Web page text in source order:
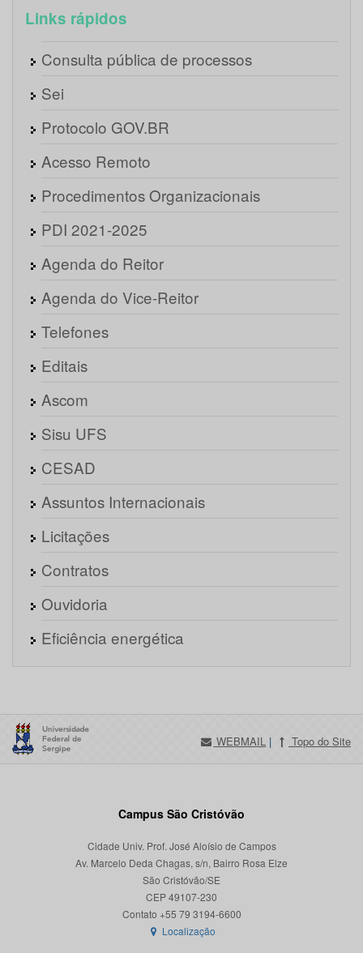
Links rápidos
Consulta pública de processos
Sei
Protocolo GOV.BR
Acesso Remoto
Procedimentos Organizacionais
PDI 2021-2025
Agenda do Reitor
Agenda do Vice-Reitor
Telefones
Editais
Ascom
Sisu UFS
CESAD
Assuntos Internacionais
Licitações
Contratos
Ouvidoria
Eficiência energética
WEBMAIL | Topo do Site
Campus São Cristóvão
Cidade Univ. Prof. José Aloísio de Campos
Av. Marcelo Deda Chagas, s/n, Bairro Rosa Elze
São Cristóvão/SE
CEP 49107-230
Localização